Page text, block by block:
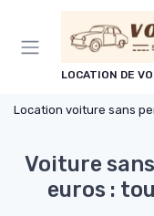
LOCATION DE
Location voiture sans
Voiture
euros :